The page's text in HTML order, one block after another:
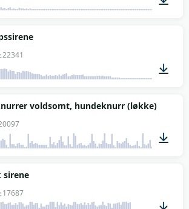
22341
00:18
voldsomt, hundeknurr (løkke)
sirene
17687